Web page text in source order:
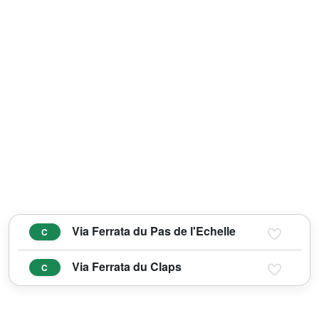
C Via Ferrata du Pas de l'Echelle
C Via Ferrata du Claps